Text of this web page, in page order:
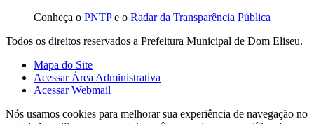
Conheça o PNTPe o Radar da Transparência Pública
Todos os direitos reservados a Prefeitura Municipal de Dom Eliseu.
Mapa do Site
Acessar Área Administrativa
Acessar Webmail
Nós usamos cookies para melhorar sua experiência de navegação no